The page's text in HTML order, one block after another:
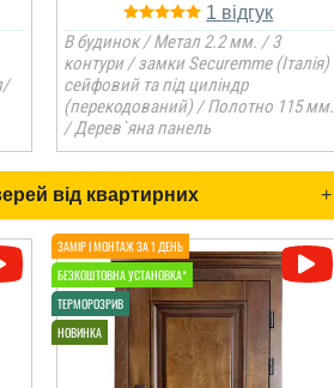
1
В будинок / Метал 2.2 мм. / 3
контури / замки Securemme (Італія)
сейфовий та під циліндр
(перекодований) / Полотно 115 мм.
/ Дерев`яна панель
від квартирних +